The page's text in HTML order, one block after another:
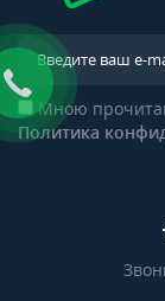
Мною
Политика